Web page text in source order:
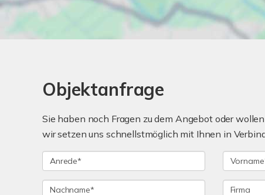
Objektanfrage
Sie haben noch Fragen zu dem Angebot oder
wir setzen uns schnellstmöglich mit Ihnen in